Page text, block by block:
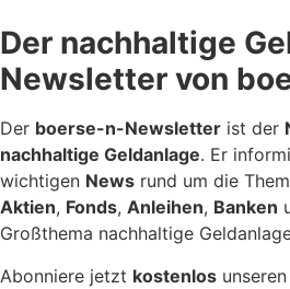
Der nachhaltige
Newsletter von
Der boerse-n-Newsletter ist der
nachhaltige Geldanlage. Er
wichtigen News rund um die
Aktien, Fonds, Anleihen, Banken
Großthema nachhaltige
Abonniere jetzt kostenlos